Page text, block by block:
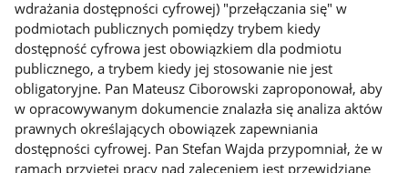
wdrażania dostępności cyfrowej) "przełączania się" w
podmiotach publicznych pomiędzy trybem kiedy
dostępność cyfrowa jest obowiązkiem dla podmiotu
publicznego, a trybem kiedy jej stosowanie nie jest
obligatoryjne. Pan Mateusz Ciborowski zaproponował, aby
w opracowywanym dokumencie znalazła się analiza aktów
prawnych określających obowiązek zapewniania
dostępności cyfrowej. Pan Stefan Wajda przypomniał, że w
ramach przyjętej pracy nad zaleceniem jest przewidziane